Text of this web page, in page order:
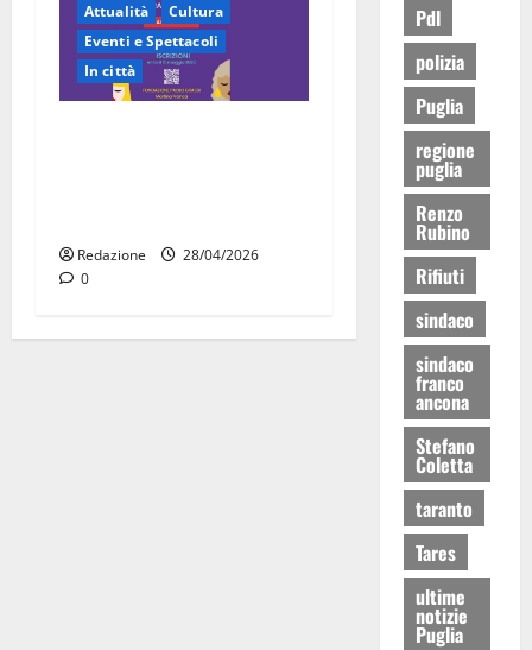
Attualità
Cultura
Eventi e Spettacoli
In città
Redazione
28/04/2026
0
Pdl
polizia
Puglia
regione
puglia
Renzo
Rubino
Rifiuti
sindaco
sindaco
franco
ancona
Stefano
Coletta
taranto
Tares
ultime
notizie
Puglia